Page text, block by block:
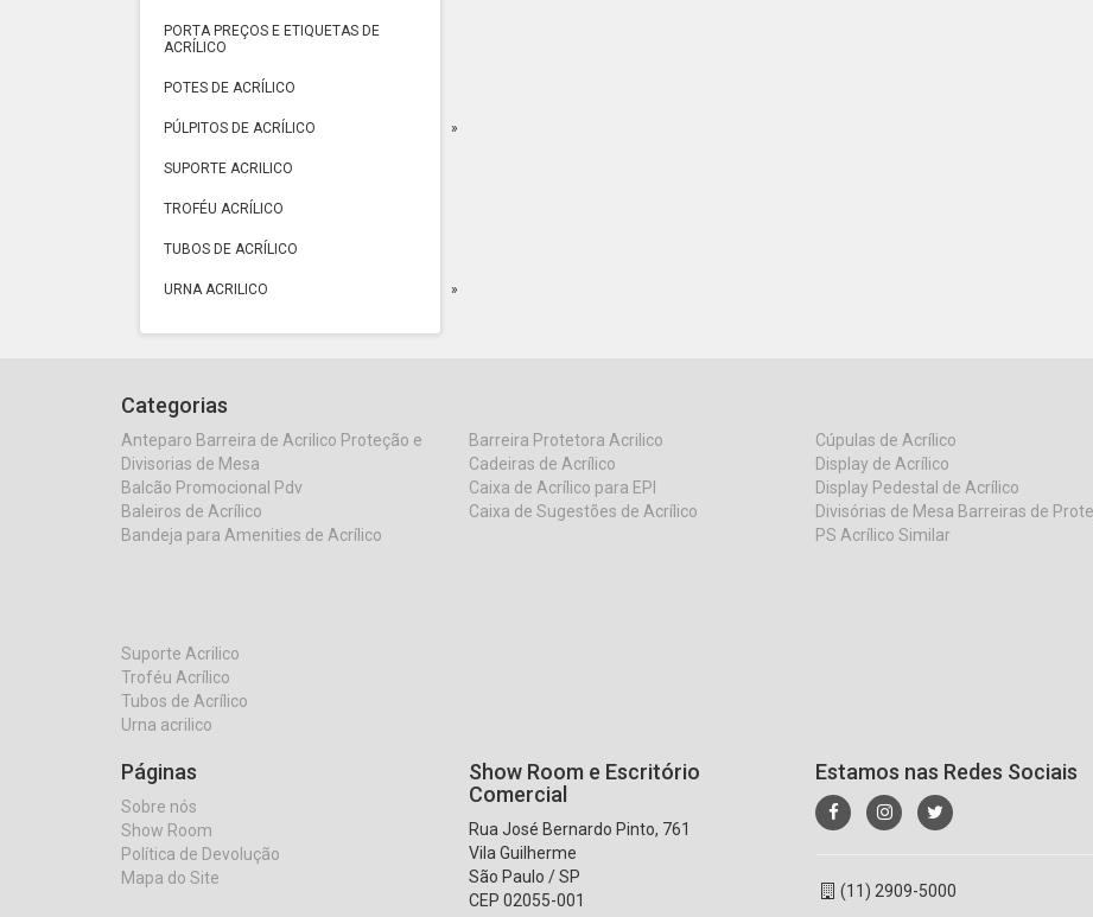
PORTA PREÇOS E ETIQUETAS DE
ACRÍLICO
POTES DE ACRÍLICO
PÚLPITOS DE ACRÍLICO
SUPORTE ACRILICO
TROFÉU ACRÍLICO
TUBOS DE ACRÍLICO
URNA ACRILICO
Categorias
Anteparo Barreira de Acrilico Proteção e
Divisorias de Mesa
Balcão Promocional Pdv
Baleiros de Acrílico
Bandeja para Amenities de Acrílico
Barreira Protetora Acrilico
Cadeiras de Acrílico
Caixa de Acrílico para EPI
Caixa de Sugestões de Acrílico
Cúpulas de Acrílico
Display de Acrílico
Display Pedestal de Acrílico
Divisórias de Mesa Barreiras de
PS Acrílico Similar
Suporte Acrilico
Troféu Acrílico
Tubos de Acrílico
Urna acrilico
Páginas
Sobre nós
Show Room
Política de Devolução
Mapa do Site
Show Room e Escritório
Comercial
Rua José Bernardo Pinto, 761
Vila Guilherme
São Paulo / SP
CEP 02055-001
Estamos nas Redes Sociais
(11) 2909-5000